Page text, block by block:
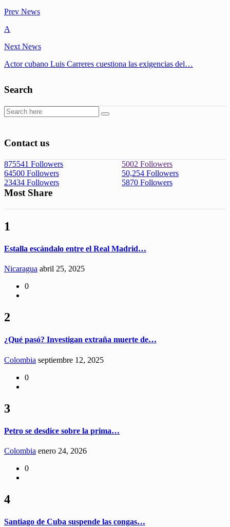
Prev News
A
Next News
Actor cubano Luis Carreres cuestiona las exigencias del…
Search
Contact us
875541 Followers 5002 Followers
64500 Followers 50,254 Followers
23434 Followers 5870 Followers
Most Share
1
Estalla escándalo entre el Real Madrid…
Nicaragua abril 25, 2025
0
2
¿Qué pasó? Investigan extraña muerte de…
Colombia septiembre 12, 2025
0
3
Petro se desdice sobre la prima…
Colombia enero 24, 2026
0
4
Santiago de Cuba suspende las congas…